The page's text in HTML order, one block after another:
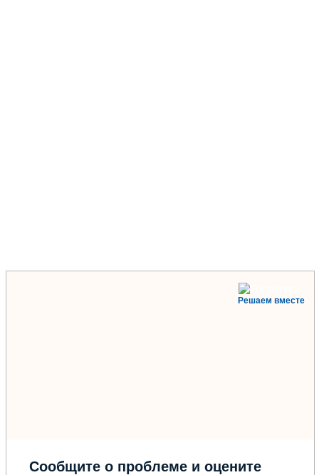
Решаем вместе
Сообщите о проблеме и оцените